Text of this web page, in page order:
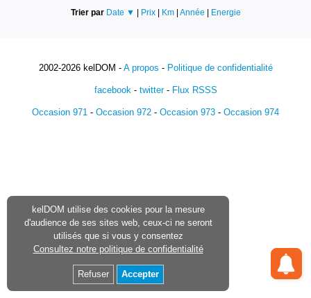
Trier par Date ▼ | Prix | Km | Année | Energie
2002-2026 kelDOM - A propos - Politique de confidentialité
facebook- twitter- Flux RSSS
Occasion 971 - Occasion 972 - Occasion 973 - Occasion 974
kelDOM utilise des cookies pour la mesure
d'audience de ses sites web, ceux-ci ne seront
utilisés que si vous y consentez
Consultez notre politique de confidentialité
Refuser Accepter